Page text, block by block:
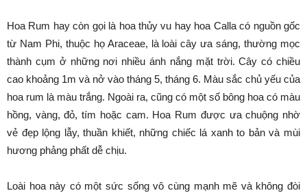
Hoa Rum hay còn gọi là hoa thủy vu hay hoa Calla có nguồn gốc
từ Nam Phi, thuộc họ Araceae, là loài cây ưa sáng, thường mọc
thành cụm ở những nơi nhiều ánh nắng mặt trời. Cây có chiều
cao khoảng 1m và nở vào tháng 5, tháng 6. Màu sắc chủ yếu của
hoa rum là màu trắng. Ngoài ra, cũng có một số bông hoa có màu
hồng, vàng, đỏ, tím hoặc cam. Hoa Rum được ưa chuộng nhờ
vẻ đẹp lộng lẫy, thuần khiết, những chiếc lá xanh to bản và mùi
hương phảng phất dễ chịu.
Loài hoa này có một sức sống vô cùng mạnh mẽ và không đòi